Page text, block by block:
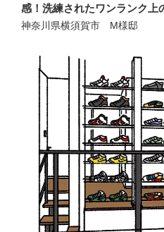
感！洗練されたワンランク上
神奈川県横須賀市 M様邸